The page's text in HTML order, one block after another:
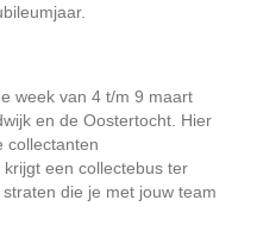
week van 4 t/m 9 maart
en de Oostertocht. Hier
collectanten
een collectebus ter
die je met jouw team